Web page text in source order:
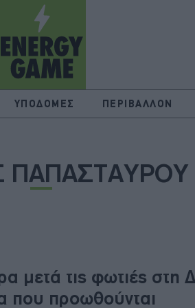
ΥΠΟΔΟΜΕΣ ΠΕΡΙΒΑΛΛΟΝ
ΠΑΠΑΣΤΑΥΡΟΥ
μετά τις φωτιές στη
που προωθούνται